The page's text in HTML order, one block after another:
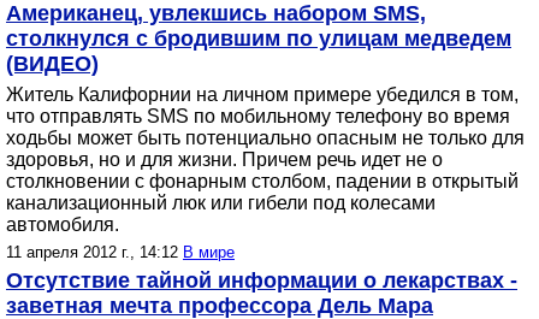
Американец, увлекшись набором SMS,
столкнулся с бродившим по улицам медведем
(ВИДЕО)
Житель Калифорнии на личном примере убедился в том,
что отправлять SMS по мобильному телефону во время
ходьбы может быть потенциально опасным не только для
здоровья, но и для жизни. Причем речь идет не о
столкновении с фонарным столбом, падении в открытый
канализационный люк или гибели под колесами
автомобиля.
11 апреля 2012 г., 14:12 В мире
Отсутствие тайной информации о лекарствах -
заветная мечта профессора Дель Мара